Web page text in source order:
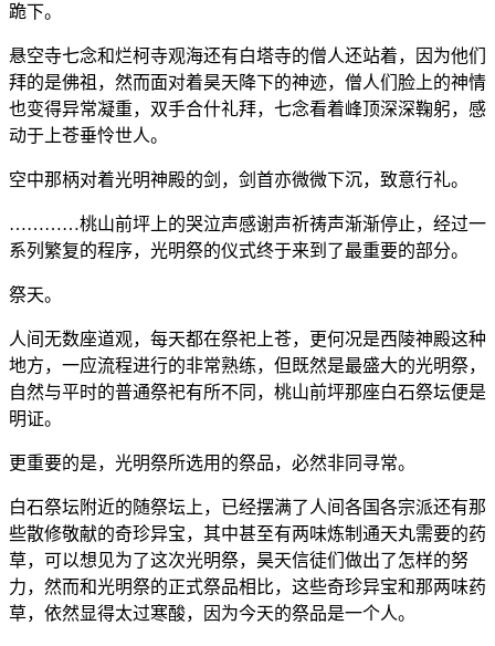
跪下。
悬空寺七念和烂柯寺观海还有白塔寺的僧人还站着，因为他们
拜的是佛祖，然而面对着昊天降下的神迹，僧人们脸上的神情
也变得异常凝重，双手合什礼拜，七念看着峰顶深深鞠躬，感
动于上苍垂怜世人。
空中那柄对着光明神殿的剑，剑首亦微微下沉，致意行礼。
…………桃山前坪上的哭泣声感谢声祈祷声渐渐停止，经过一
系列繁复的程序，光明祭的仪式终于来到了最重要的部分。
祭天。
人间无数座道观，每天都在祭祀上苍，更何况是西陵神殿这种
地方，一应流程进行的非常熟练，但既然是最盛大的光明祭，
自然与平时的普通祭祀有所不同，桃山前坪那座白石祭坛便是
明证。
更重要的是，光明祭所选用的祭品，必然非同寻常。
白石祭坛附近的随祭坛上，已经摆满了人间各国各宗派还有那
些散修敬献的奇珍异宝，其中甚至有两味炼制通天丸需要的药
草，可以想见为了这次光明祭，昊天信徒们做出了怎样的努
力，然而和光明祭的正式祭品相比，这些奇珍异宝和那两味药
草，依然显得太过寒酸，因为今天的祭品是一个人。